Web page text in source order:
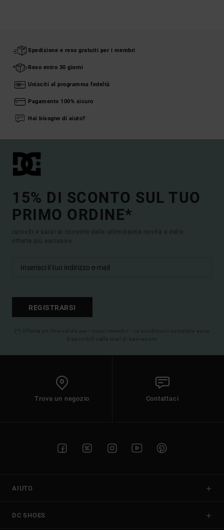
Spedizione e reso gratuiti per i membri
Reso entro 30 giorni
Unisciti al programma fedeltà
Pagamento 100% sicuro
Hai bisogno di aiuto?
15% DI SCONTO SUL TUO
PRIMO ORDINE*
Iscriviti e sarai al corrente delle ultimissime novità e delle
offerte più esclusive.
REGISTRARSI
(*) Offerta on-line valida per i nuovi membri - Le condizioni complete sono
disponibili nella mail di benvenuto
Trova un negozio Contattaci
AIUTO
DC SHOES